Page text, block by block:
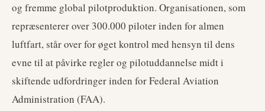
og fremme global pilotproduktion. Organisationen, som
repræsenterer over 300.000 piloter inden for almen
luftfart, står over for øget kontrol med hensyn til dens
evne til at påvirke regler og pilotuddannelse midt i
skiftende udfordringer inden for Federal Aviation
Administration (FAA).